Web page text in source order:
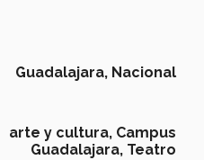
Guadalajara, Nacional
arte y cultura, Campus
Guadalajara, Teatro